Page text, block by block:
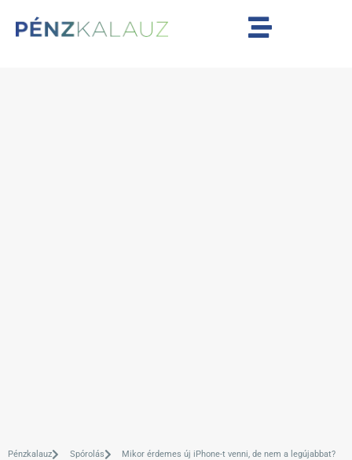
Pénzkalauz Spórolás Mikor érdemes új iPhone-t venni, de nem a legújabbat?